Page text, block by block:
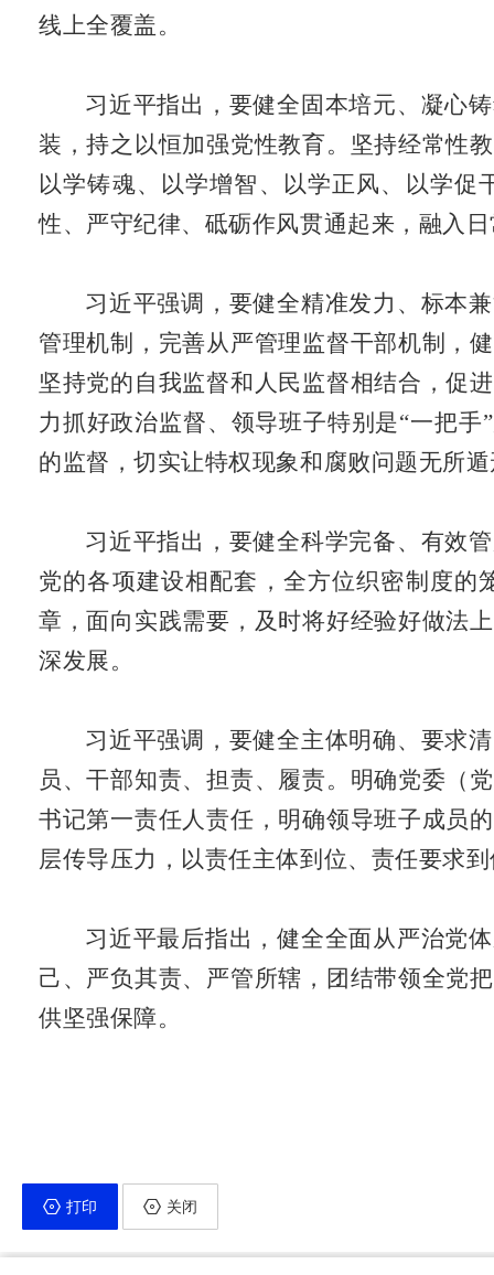
线上全覆盖。
习近平指出，要健全固本培元、凝心
装，持之以恒加强党性教育。坚持经常性
以学铸魂、以学增智、以学正风、以学
性、严守纪律、砥砺作风贯通起来，融入
习近平强调，要健全精准发力、标本
管理机制，完善从严管理监督干部机制，
坚持党的自我监督和人民监督相结合，促
力抓好政治监督、领导班子特别是“一把
的监督，切实让特权现象和腐败问题无所
习近平指出，要健全科学完备、有效
党的各项建设相配套，全方位织密制度
章，面向实践需要，及时将好经验好做法
深发展。
习近平强调，要健全主体明确、要求
员、干部知责、担责、履责。明确党委（
书记第一责任人责任，明确领导班子成员
层传导压力，以责任主体到位、责任要求
习近平最后指出，健全全面从严治党
己、严负其责、严管所辖，团结带领全党
供坚强保障。
打印 关闭